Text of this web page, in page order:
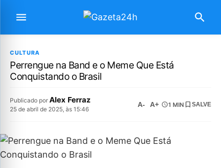
CULTURA
Perrengue na Band e o Meme Que Está
Conquistando o Brasil
Publicado por Alex Ferraz
25 de abril de 2025, às 15:46
A- A+ 1 MIN SALVE